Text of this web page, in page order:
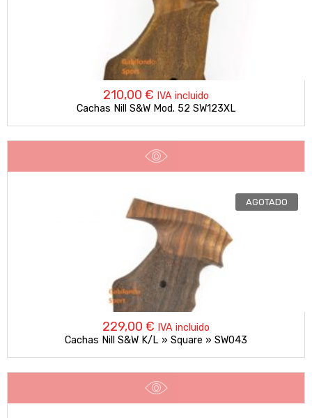
210,00 € IVA incluido
Cachas Nill S&W Mod. 52 SW123XL
AGOTADO
229,00 € IVA incluido
Cachas Nill S&W K/L » Square » SW043